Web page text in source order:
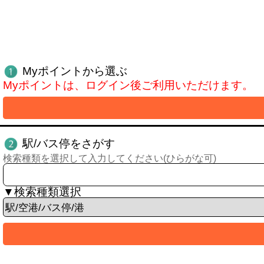
Myポイントから選ぶ
Myポイントは、ログイン後ご利用いただけます。
駅/バス停をさがす
検索種類を選択して入力してください(ひらがな可)
▼検索種類選択